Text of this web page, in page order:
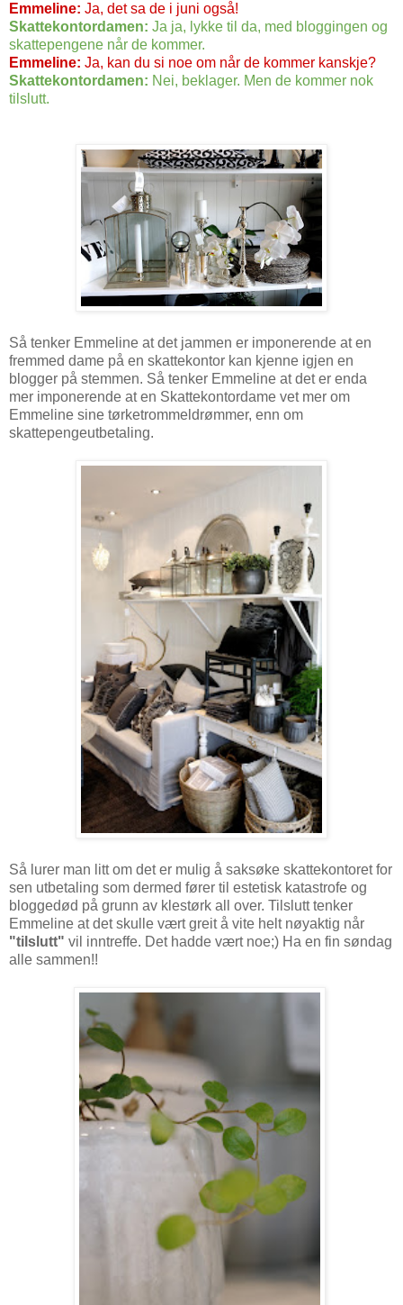
Emmeline: Ja, det sa de i juni også!
Skattekontordamen: Ja ja, lykke til da, med bloggingen og
skattepengene når de kommer.
Emmeline: Ja, kan du si noe om når de kommer kanskje?
Skattekontordamen: Nei, beklager. Men de kommer nok
tilslutt.
Så tenker Emmeline at det jammen er imponerende at en
fremmed dame på en skattekontor kan kjenne igjen en
blogger på stemmen. Så tenker Emmeline at det er enda
mer imponerende at en Skattekontordame vet mer om
Emmeline sine tørketrommeldrømmer, enn om
skattepengeutbetaling.
Så lurer man litt om det er mulig å saksøke skattekontoret for
sen utbetaling som dermed fører til estetisk katastrofe og
bloggedød på grunn av klestørk all over. Tilslutt tenker
Emmeline at det skulle vært greit å vite helt nøyaktig når
"tilslutt" vil inntreffe. Det hadde vært noe;) Ha en fin søndag
alle sammen!!